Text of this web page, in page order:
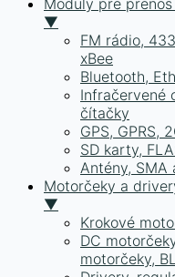
Moduly pre
▼
FM rádio,
xBee
Bluetooth,
Infračervené
čítačky
GPS, GPRS,
SD karty,
Antény, SMA
Motorčeky a
▼
Krokové
DC
motorčeky,